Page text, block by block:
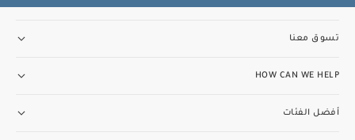
تسوق معنا
HOW CAN WE HELP
أفضل الفئات